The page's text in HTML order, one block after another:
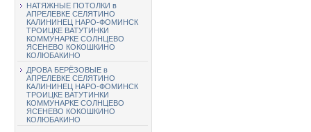
НАТЯЖНЫЕ ПОТОЛКИ в
АПРЕЛЕВКЕ СЕЛЯТИНО
КАЛИНИНЕЦ НАРО-ФОМИНСК
ТРОИЦКЕ ВАТУТИНКИ
КОММУНАРКЕ СОЛНЦЕВО
ЯСЕНЕВО КОКОШКИНО
КОЛЮБАКИНО
ДРОВА БЕРЁЗОВЫЕ в
АПРЕЛЕВКЕ СЕЛЯТИНО
КАЛИНИНЕЦ НАРО-ФОМИНСК
ТРОИЦКЕ ВАТУТИНКИ
КОММУНАРКЕ СОЛНЦЕВО
ЯСЕНЕВО КОКОШКИНО
КОЛЮБАКИНО